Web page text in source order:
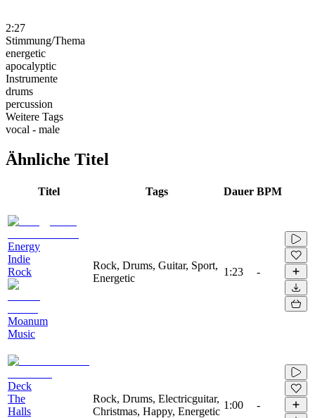
2:27
Stimmung/Thema
energetic
apocalyptic
Instrumente
drums
percussion
Weitere Tags
vocal - male
Ähnliche Titel
Titel Tags Dauer BPM
Energy
Indie
Rock
Moanum
Music
Rock, Drums, Guitar, Sport,
Energetic
1:23 -
Deck
The
Halls
Rock, Drums, Electricguitar,
Christmas, Happy, Energetic
1:00 -